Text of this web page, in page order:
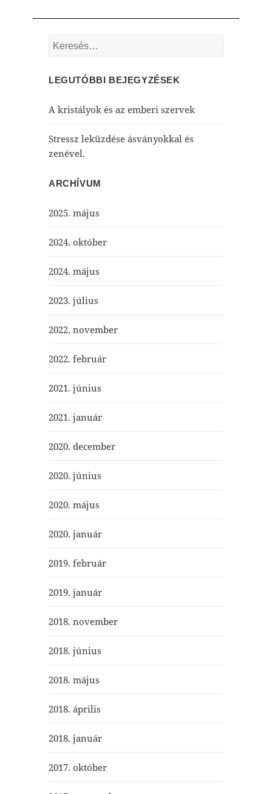
Keresés:
LEGUTÓBBI BEJEGYZÉSEK
A kristályok és az emberi szervek
Stressz leküzdése ásványokkal és
zenével.
ARCHÍVUM
2025. május
2024. október
2024. május
2023. július
2022. november
2022. február
2021. június
2021. január
2020. december
2020. június
2020. május
2020. január
2019. február
2019. január
2018. november
2018. június
2018. május
2018. április
2018. január
2017. október